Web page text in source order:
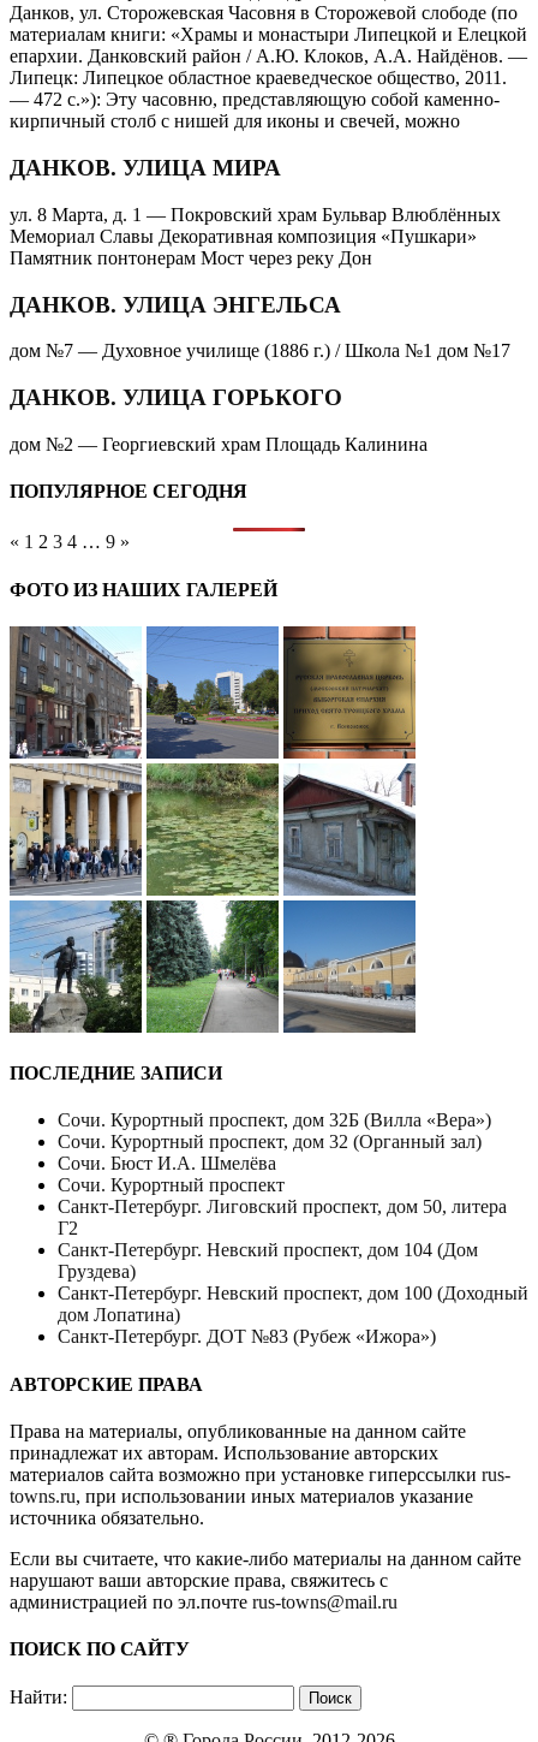
Данков, ул. Сторожевская Часовня в Сторожевой слободе (по
материалам книги: «Храмы и монастыри Липецкой и Елецкой
епархии. Данковский район / А.Ю. Клоков, А.А. Найдёнов. —
Липецк: Липецкое областное краеведческое общество, 2011.
— 472 с.»): Эту часовню, представляющую собой каменно-
кирпичный столб с нишей для иконы и свечей, можно
ДАНКОВ. УЛИЦА МИРА
ул. 8 Марта, д. 1 — Покровский храм Бульвар Влюблённых
Мемориал Славы Декоративная композиция «Пушкари»
Памятник понтонерам Мост через реку Дон
ДАНКОВ. УЛИЦА ЭНГЕЛЬСА
дом №7 — Духовное училище (1886 г.) / Школа №1 дом №17
ДАНКОВ. УЛИЦА ГОРЬКОГО
дом №2 — Георгиевский храм Площадь Калинина
ПОПУЛЯРНОЕ СЕГОДНЯ
« 1 2 3 4 … 9 »
ФОТО ИЗ НАШИХ ГАЛЕРЕЙ
ПОСЛЕДНИЕ ЗАПИСИ
Сочи. Курортный проспект, дом 32Б (Вилла «Вера»)
Сочи. Курортный проспект, дом 32 (Органный зал)
Сочи. Бюст И.А. Шмелёва
Сочи. Курортный проспект
Санкт-Петербург. Лиговский проспект, дом 50, литера
Г2
Санкт-Петербург. Невский проспект, дом 104 (Дом
Груздева)
Санкт-Петербург. Невский проспект, дом 100 (Доходный
дом Лопатина)
Санкт-Петербург. ДОТ №83 (Рубеж «Ижора»)
АВТОРСКИЕ ПРАВА
Права на материалы, опубликованные на данном сайте
принадлежат их авторам. Использование авторских
материалов сайта возможно при установке гиперссылки rus-
towns.ru, при использовании иных материалов указание
источника обязательно.
Если вы считаете, что какие-либо материалы на данном сайте
нарушают ваши авторские права, свяжитесь с
администрацией по эл.почте rus-towns@mail.ru
ПОИСК ПО САЙТУ
Найти: